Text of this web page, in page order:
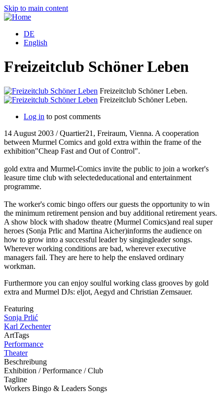
Skip to main content
DE
English
Freizeitclub Schöner Leben
Freizeitclub Schöner Leben.
Freizeitclub Schöner Leben.
Log in to post comments
14 August 2003 / Quartier21, Freiraum, Vienna. A cooperation
between Murmel Comics and gold extra within the frame of the
exhibition"Cheap Fast and Out of Control".
gold extra and Murmel-Comics invite the public to join a worker's
leasure time club with selectededucational and entertainment
programme.
The worker's comic bingo offers our guests the opportunity to win
the minimum retirement pension and buy additional retirement years.
A show block with shadow theatre (Murmel Comics)and real super
heroes (Sonja Prlic and Martina Aicher)informs the audience on
how to grow into a successful leader by singingleader songs.
Wherever working conditions are bad, wherever executive
managers fail. They are here to help the enslaved ordinary
workman.
Furthermore you can enjoy soulful working class grooves by gold
extra and Murmel DJs: eljot, Aegyd and Christian Zemsauer.
Featuring
Sonja Prlić
Karl Zechenter
ArtTags
Performance
Theater
Beschreibung
Exhibition / Performance / Club
Tagline
Workers Bingo & Leaders Songs